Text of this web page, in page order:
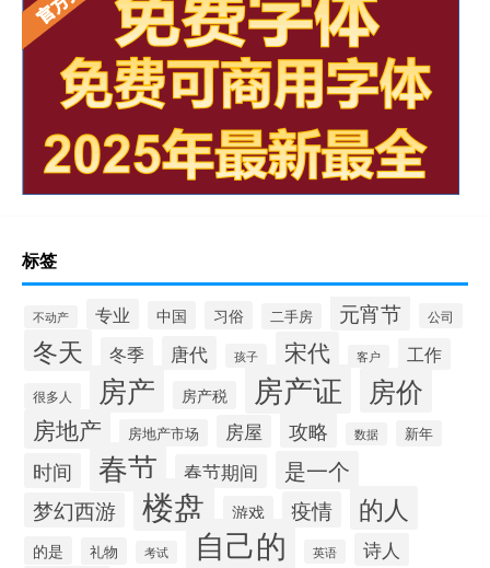
标签
不动产 专业 中国 习俗 二手房 元宵节 公司
冬天 冬季 唐代 孩子 宋代 客户 工作
很多人 房产 房产税 房产证 房价
房地产 房地产市场 房屋 攻略 数据 新年
时间 春节 春节期间 是一个
梦幻西游 楼盘 游戏 疫情 的人
的是 礼物 考试 自己的 英语 诗人